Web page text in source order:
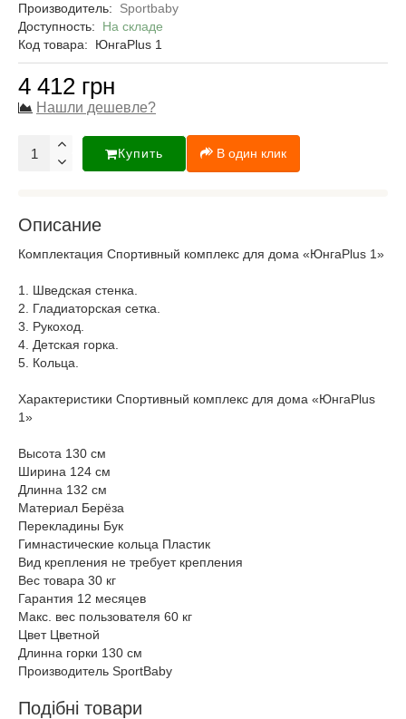
Производитель:
Sportbaby
Доступность: На складе
Код товара:
ЮнгаPlus 1
4 412 грн
Нашли дешевле?
Купить В один клик
Описание
Комплектация Спортивный комплекс для дома «ЮнгаPlus 1»
1. Шведская стенка.
2. Гладиаторская сетка.
3. Рукоход.
4. Детская горка.
5. Кольца.
Характеристики Спортивный комплекс для дома «ЮнгаPlus
1»
Высота 130 см
Ширина 124 см
Длинна 132 см
Материал Берёза
Перекладины Бук
Гимнастические кольца Пластик
Вид крепления не требует крепления
Вес товара 30 кг
Гарантия 12 месяцев
Макс. вес пользователя 60 кг
Цвет Цветной
Длинна горки 130 см
Производитель SportBaby
Подібні товари